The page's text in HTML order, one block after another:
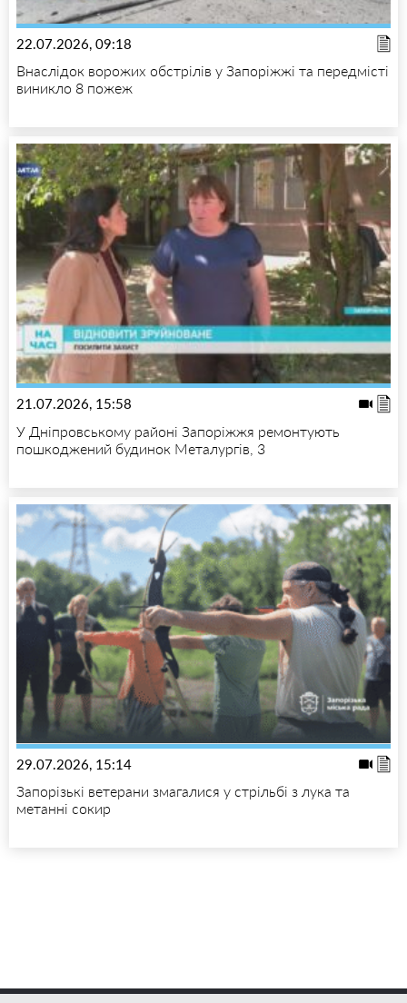
22.07.2026, 09:18
Внаслідок ворожих обстрілів у Запоріжжі та передмісті
виникло 8 пожеж
21.07.2026, 15:58
У Дніпровському районі Запоріжжя ремонтують
пошкоджений будинок Металургів, 3
29.07.2026, 15:14
Запорізькі ветерани змагалися у стрільбі з лука та
метанні сокир